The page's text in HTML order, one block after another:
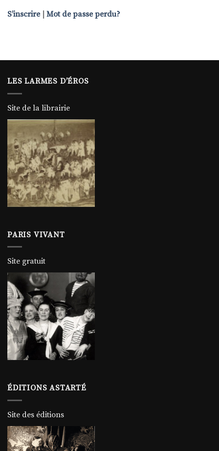
S’inscrire Mot de passe perdu?
LES LARMES D’ÉROS
Site de la librairie
PARIS VIVANT
Site gratuit
ÉDITIONS ASTARTÉ
Site des éditions